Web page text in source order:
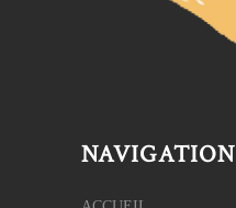
NAVIGATION